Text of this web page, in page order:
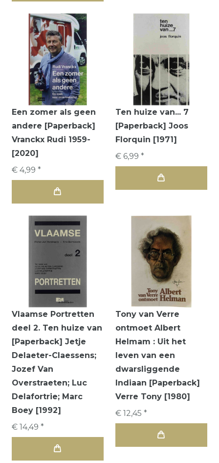
Een zomer als geen
andere [Paperback]
Vranckx Rudi 1959-
[2020]
€ 4,99 *
Ten huize van... 7
[Paperback] Joos
Florquin [1971]
€ 6,99 *
Vlaamse Portretten
deel 2. Ten huize van
[Paperback] Jetje
Delaeter-Claessens;
Jozef Van
Overstraeten; Luc
Delafortrie; Marc
Boey [1992]
€ 14,49 *
Tony van Verre
ontmoet Albert
Helmam : Uit het
leven van een
dwarsliggende
Indiaan [Paperback]
Verre Tony [1980]
€ 12,45 *